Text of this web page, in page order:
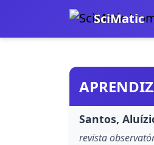
SciMatic
Santos,
revista